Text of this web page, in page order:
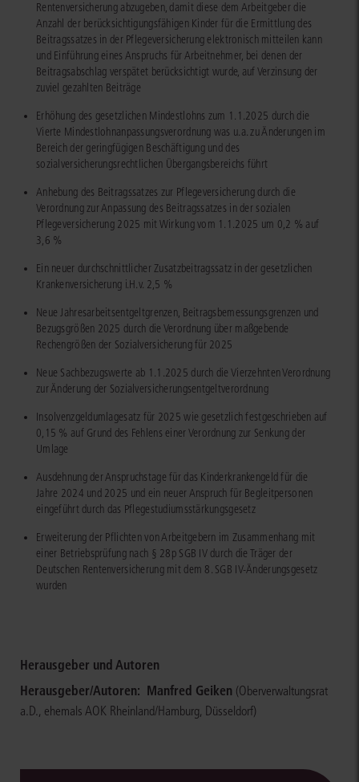
Rentenversicherung abzugeben, damit diese dem Arbeitgeber die
Anzahl der berücksichtigungsfähigen Kinder für die Ermittlung des
Beitragssatzes in der Pflegeversicherung elektronisch mitteilen kann
und Einführung eines Anspruchs für Arbeitnehmer, bei denen der
Beitragsabschlag verspätet berücksichtigt wurde, auf Verzinsung der
zuviel gezahlten Beiträge
Erhöhung des gesetzlichen Mindestlohns zum 1.1.2025 durch die
Vierte Mindestlohnanpassungsverordnung was u.a. zu Änderungen im
Bereich der geringfügigen Beschäftigung und des
sozialversicherungsrechtlichen Übergangsbereichs führt
Anhebung des Beitragssatzes zur Pflegeversicherung durch die
Verordnung zur Anpassung des Beitragssatzes in der sozialen
Pflegeversicherung 2025 mit Wirkung vom 1.1.2025 um 0,2 % auf
3,6 %
Ein neuer durchschnittlicher Zusatzbeitragssatz in der gesetzlichen
Krankenversicherung i.H.v. 2,5 %
Neue Jahresarbeitsentgeltgrenzen, Beitragsbemessungsgrenzen und
Bezugsgrößen 2025 durch die Verordnung über maßgebende
Rechengrößen der Sozialversicherung für 2025
Neue Sachbezugswerte ab 1.1.2025 durch die Vierzehnten Verordnung
zur Änderung der Sozialversicherungsentgeltverordnung
Insolvenzgeldumlagesatz für 2025 wie gesetzlich festgeschrieben auf
0,15 % auf Grund des Fehlens einer Verordnung zur Senkung der
Umlage
Ausdehnung der Anspruchstage für das Kinderkrankengeld für die
Jahre 2024 und 2025 und ein neuer Anspruch für Begleitpersonen
eingeführt durch das Pflegestudiumsstärkungsgesetz
Erweiterung der Pflichten von Arbeitgebern im Zusammenhang mit
einer Betriebsprüfung nach § 28p SGB IV durch die Träger der
Deutschen Rentenversicherung mit dem 8. SGB IV-Änderungsgesetz
wurden
Herausgeber und Autoren
Herausgeber/Autoren: Manfred Geiken (Oberverwaltungsrat
a.D., ehemals AOK Rheinland/Hamburg, Düsseldorf)